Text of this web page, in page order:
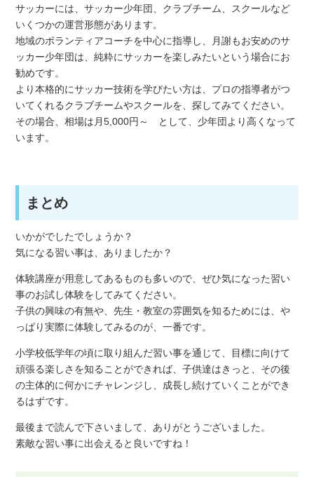
サッカーには、サッカー少年団、クラブチーム、スクールなど
いくつかの運営形態があります。
地域のボランティアコーチを中心に指導し、月謝もお安めのサ
ッカー少年団は、純粋にサッカーを楽しみたいという場合にお
勧めです。
より本格的にサッカー技術を学びたい方は、プロの指導者がつ
いてくれるクラブチームやスクールを、探してみてください。
その場合、相場は月5,000円～ として、少年団より高くなって
います。
まとめ
いかがでしたでしょうか？
気になる習い事は、ありましたか？
体験講座が用意してあるものも多いので、ぜひ気になった習い
事のお試し体験をしてみてください。
子供の興味の有無や、先生・教室の雰囲気を知るためには、や
っぱり実際に体験してみるのが、一番です。
小学校低学年の頃に取り組んだ習い事を通じて、目標に向けて
頑張る楽しさを知ることができれば、子供達はきっと、その後
の主体的に何かにチャレンジし、成長し続けていくことができ
るはずです。
最後まで読んで下さいまして、ありがとうございました。
素敵な習い事に出会えると良いですね！